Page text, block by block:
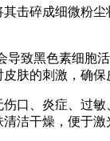
击碎成细微粉
致黑色素细
肤的刺激，确保
口、炎症、过
洁干燥，便于激